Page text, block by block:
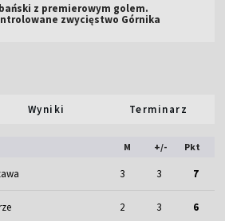
z premierowym golem.
zwycięstwo Górnika
Wyniki Terminarz
M +/- Pkt
3 3 7
2 3 6